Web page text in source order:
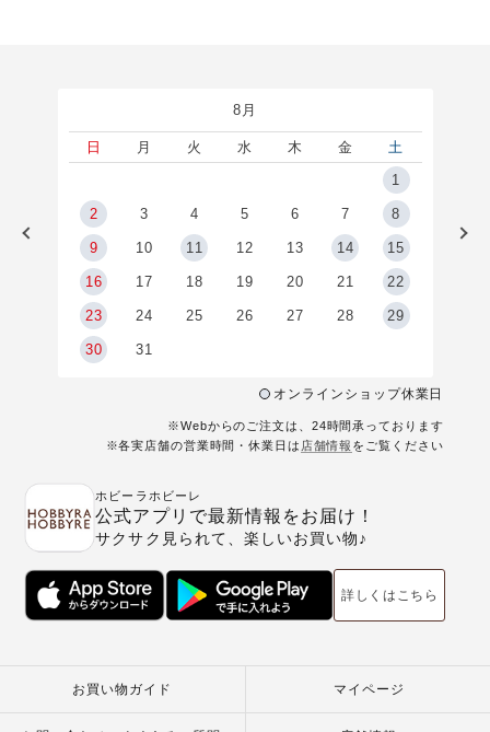
8月
日 月 火 水 木 金
土
1
2 3 4 5 6 7 8
9 10 11 12 13 14 15
16 17 18 19 20 21 22
23 24 25 26 27 28 29
30 31
オンラインショップ休業日
※Webからのご注文は、24時間承っております
※各実店舗の営業時間・休業日は 店舗情報 をご覧ください
ホビーラホビーレ
公式アプリで最新情報をお届け！
サクサク見られて、楽しいお買い物♪
詳しくはこちら
お買い物ガイド マイページ